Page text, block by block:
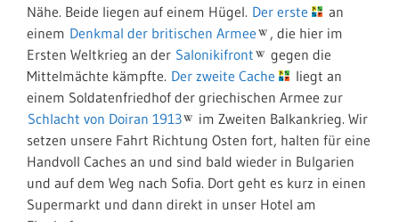
Nähe. Beide liegen auf einem Hügel. Der erste
an
einem Denkmal der britischen Armee
, die hier im
Ersten Weltkrieg an der Salonikifront
gegen die
Mittelmächte kämpfte. Der zweite Cache
liegt an
einem Soldatenfriedhof der griechischen Armee zur
Schlacht von Doiran 1913
im Zweiten Balkankrieg. Wir
setzen unsere Fahrt Richtung Osten fort, halten für eine
Handvoll Caches an und sind bald wieder in Bulgarien
und auf dem Weg nach Sofia. Dort geht es kurz in einen
Supermarkt und dann direkt in unser Hotel am